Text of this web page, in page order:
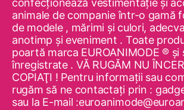
confecţionează vestimentaţie şi
animale de companie într-o gamă
de modele , mărimi şi culori,
anotimp şi eveniment . Toate
poartă marca EUROANIMODE ® şi
înregistrate . VĂ RUGĂM NU
COPIAŢI ! Pentru informaţii sau
rugăm să ne contactaţi prin :
sau la E-mail